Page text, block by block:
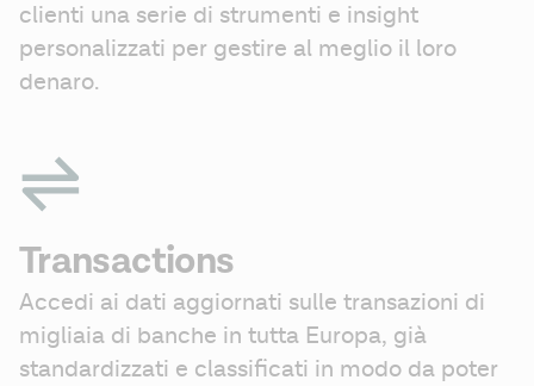
clienti una serie di strumenti e insight
personalizzati per gestire al meglio il loro
denaro.
Transactions
Accedi ai dati aggiornati sulle transazioni di
migliaia di banche in tutta Europa, già
standardizzati e classificati in modo da poter